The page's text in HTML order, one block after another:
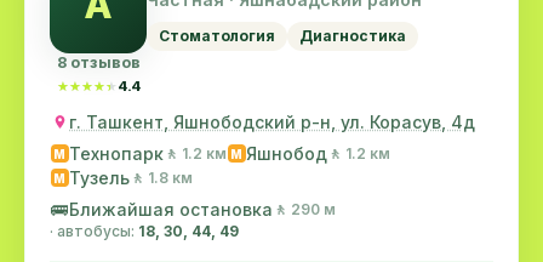
8 отзывов
★★★★★
★★★★★ 4.4
Стоматология Диагностика
г. Ташкент, Яшнободский р-н, ул. Корасув, 4д
M Технопарк 🚶 1.2 км M Яшнобод 🚶 1.2 км
M Тузель 🚶 1.8 км
🚌Ближайшая остановка 🚶 290 м
· автобусы: 18, 30, 44, 49